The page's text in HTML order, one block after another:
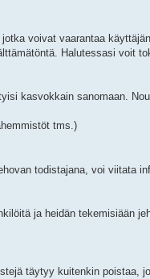
voivat vaarantaa
Halutessasi voit
kasvokkain sanomaan.
tms.)
todistajana, voi viitata
ja heidän tekemisiään
täytyy kuitenkin poistaa,